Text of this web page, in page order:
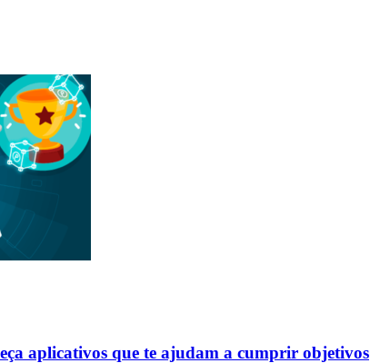
aplicativos que te ajudam a cumprir objetivos